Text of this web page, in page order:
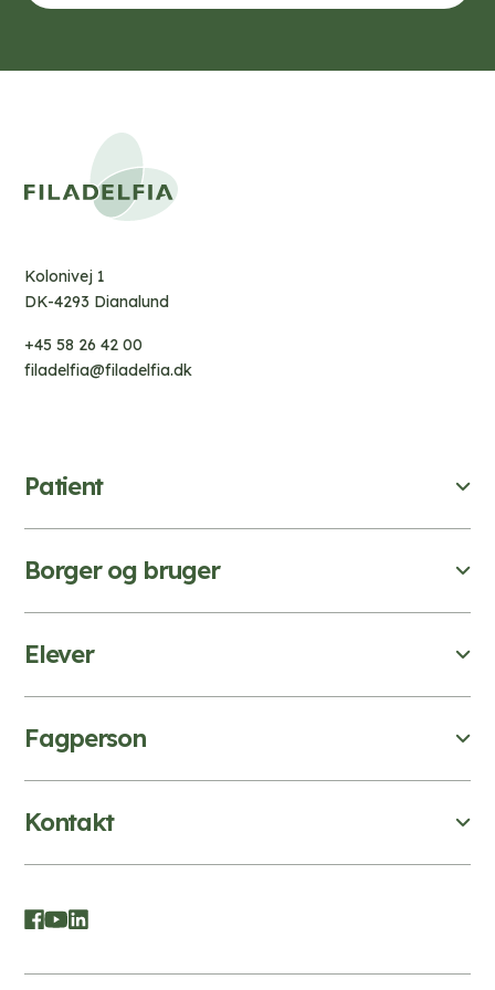
Kolonivej 1
DK-4293 Dianalund
+45 58 26 42 00
filadelfia@filadelfia.dk
Patient
Borger og bruger
Elever
Fagperson
Kontakt